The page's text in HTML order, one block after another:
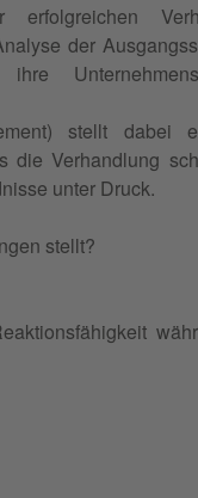
der
stellt dabei
die Verhandlung
unter Druck.
stellt?